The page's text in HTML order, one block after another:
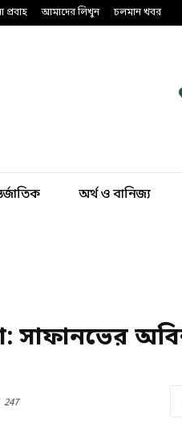
প্রবাহ আমাদের লিখুন চলমান খবর
অর্থ ও বানিজ্য
সাফানভের
247